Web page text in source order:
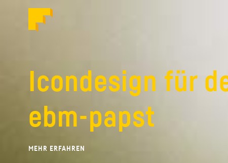
Formstabil
ID
Icondesign für
ebm-papst
MEHR ERFAHREN